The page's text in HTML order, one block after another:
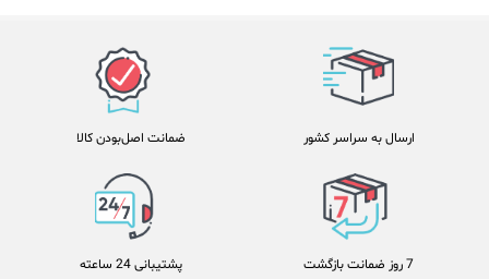
ضمانت اصل‌بودن کالا ارسال به سراسر کشور
پشتیبانی 24 ساعته 7 روز ضمانت بازگشت